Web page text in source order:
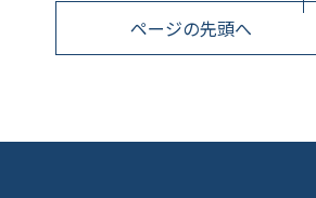
ページの先頭へ